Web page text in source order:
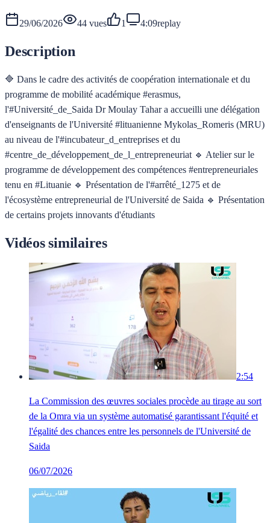
29/06/2026 44 vues 1 4:09replay
Description
🔷 Dans le cadre des activités de coopération internationale et du
programme de mobilité académique #erasmus,
l'#Université_de_Saida Dr Moulay Tahar a accueilli une délégation
d'enseignants de l'Université #lituanienne Mykolas_Romeris (MRU)
au niveau de l'#incubateur_d_entreprises et du
#centre_de_développement_de_l_entrepreneuriat 🔹 Atelier sur le
programme de développement des compétences #entrepreneuriales
tenu en #Lituanie 🔹 Présentation de l'#arrêté_1275 et de
l'écosystème entrepreneurial de l'Université de Saida 🔹 Présentation
de certains projets innovants d'étudiants
Vidéos similaires
2:54
La Commission des œuvres sociales procède au tirage au sort
de la Omra via un système automatisé garantissant l'équité et
l'égalité des chances entre les personnels de l'Université de
Saida
06/07/2026